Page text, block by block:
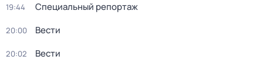
19:44 Специальный репортаж
20:00 Вести
20:02 Вести